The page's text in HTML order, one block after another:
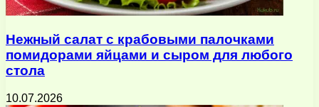
Нежный салат с крабовыми палочками
помидорами яйцами и сыром для любого
стола
10.07.2026